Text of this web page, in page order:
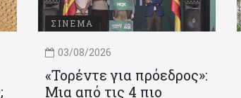
ΣΙΝΕΜΑ
03/08/2026
«Τορέντε για πρόεδρος»:
Mια από τις 4 πιο